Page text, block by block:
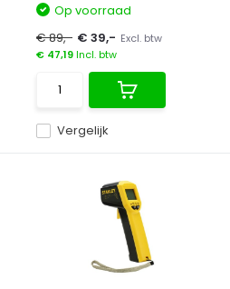
Vergelijk
Op voorraad
€ 89,- € 39,- Excl. btw
€ 47,19Incl. btw